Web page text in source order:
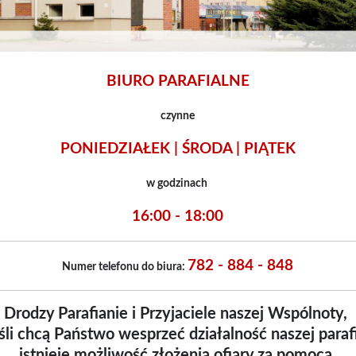
BIURO PARAFIALNE
czynne
PONIEDZIAŁEK | ŚRODA | PIĄTEK
w godzinach
16:00 - 18:00
Numer telefonu do biura: 782 - 884 - 848
Drodzy Parafianie i Przyjaciele naszej Wspólnoty,
chcą Państwo wesprzeć działalność naszej